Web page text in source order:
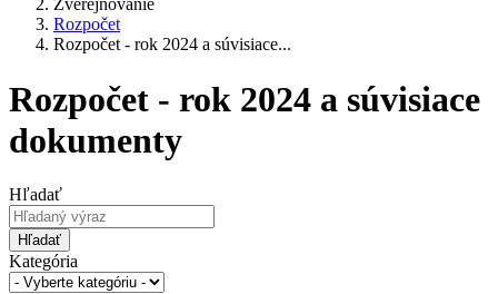
Zverejňovanie
Rozpočet
Rozpočet - rok 2024 a súvisiace...
Rozpočet - rok 2024 a súvisiace
dokumenty
Hľadať
Hľadať
Kategória